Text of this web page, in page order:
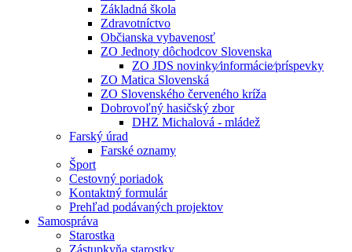
Základná škola
Zdravotníctvo
Občianska vybavenosť
ZO Jednoty dôchodcov Slovenska
ZO JDS novinky⁄informácie⁄príspevky
ZO Matica Slovenská
ZO Slovenského červeného kríža
Dobrovoľný hasičský zbor
DHZ Michalová - mládež
Farský úrad
Farské oznamy
Šport
Cestovný poriadok
Kontaktný formulár
Prehľad podávaných projektov
Samospráva
Starostka
Zástupkyňa starostky